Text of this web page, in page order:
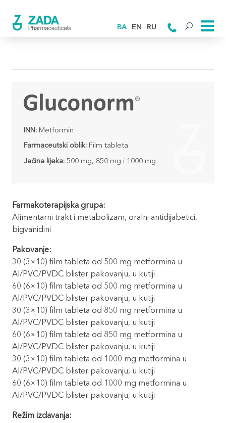
BA EN RU
INN: Metformin
Farmaceutski oblik: Film tableta
Jačina lijeka:500 mg, 850 mg i 1000 mg
Farmakoterapijska grupa:
Alimentarni trakt i metabolizam, oralni antidijabetici,
bigvanidini
Pakovanje:
30 (3×10) film tableta od 500 mg metformina u
Al/PVC/PVDC blister pakovanju, u kutiji
60 (6×10) film tableta od 500 mg metformina u
Al/PVC/PVDC blister pakovanju, u kutiji
30 (3×10) film tableta od 850 mg metformina u
Al/PVC/PVDC blister pakovanju, u kutiji
60 (6×10) film tableta od 850 mg metformina u
Al/PVC/PVDC blister pakovanju, u kutiji
30 (3×10) film tableta od 1000 mg metformina u
Al/PVC/PVDC blister pakovanju, u kutiji
60 (6×10) film tableta od 1000 mg metformina u
Al/PVC/PVDC blister pakovanju, u kutiji
Režim izdavanja: